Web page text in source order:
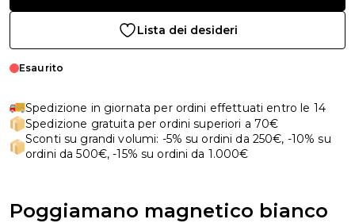
Lista dei desideri
Esaurito
Spedizione in giornata per ordini effettuati entro le 14
Spedizione gratuita per ordini superiori a 70€
Sconti su grandi volumi: -5% su ordini da 250€, -10% su
ordini da 500€, -15% su ordini da 1.000€
Poggiamano magnetico bianco